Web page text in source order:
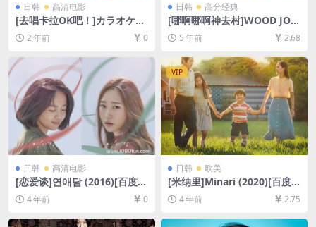
日韩 高清电影
[去唱卡拉OK吧！]カラオケ行
こ! (2023)[百度网盘+夸克网
盘1080P超清未删减资源][网
盘在线播放/下载][MP4/7.8G
B][中文字幕]
2 年前 0
日韩 高分经典
[哪啊哪啊神去村]WOOD JO
B！神去なあなあ日常 (2014)
[百度网盘+夸克网盘+迅雷云
盘资源1080P超清未删减][MP
4/7.5GB][日语中字]
5 年前 2.68
日韩 高清电影
[恋爱谈]연애담 (2016)[百度网
盘+迅雷云盘资源1080P超清
未删减][MP4/5.3GB][韩语中
4 年前 0
VIP
日韩 欧美
[米纳里]Minari (2020)[百度
网盘+迅雷云盘资源1080P超
清未删减][MP4/7.2GB][中文
4 年前 2.75